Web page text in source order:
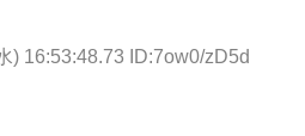
) 16:53:48.73 ID:7ow0/zD5d